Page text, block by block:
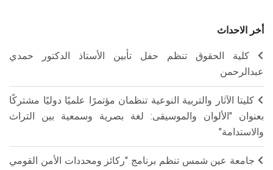
أخر الاحداث
كلية الحقوق تنظم حفل تأبين الأستاذ الدكتور حمدي
عبدالرحمن
كليتا الآثار والتربية النوعية تنظمان مؤتمرًا علميًا دوليًا مشتركًا
بعنوان "الألوان والموسيقى: لغة بصرية وسمعية بين التراث
والاستدامة"
جامعة عين شمس تنظم برنامج "ركائز ومحددات الأمن القومي